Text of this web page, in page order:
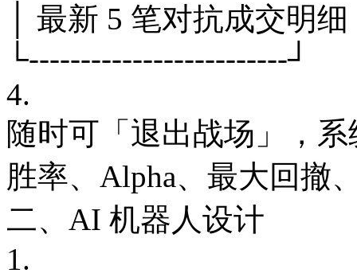
│ 最新 5 笔对抗成交明
└-------------------------┘
4.
随时可「退出战场」，
胜率、Alpha、最大回撤
二、AI 机器人设计
1.